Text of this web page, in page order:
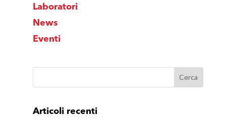
Laboratori
News
Eventi
Articoli recenti